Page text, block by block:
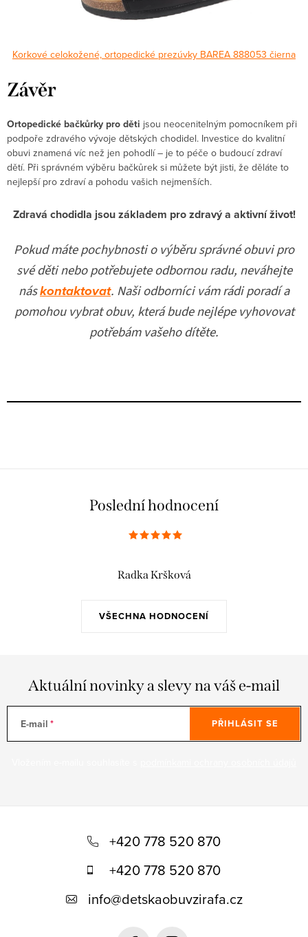
Korkové celokožené, ortopedické prezúvky BAREA 888053 čierna
Závěr
Ortopedické bačkůrky pro děti jsou neocenitelným pomocníkem při
podpoře zdravého vývoje dětských chodidel. Investice do kvalitní
obuvi znamená víc než jen pohodlí – je to péče o budoucí zdraví
dětí. Při správném výběru bačkůrek si můžete být jisti, že děláte to
nejlepší pro zdraví a pohodu vašich nejmenších.
Zdravá chodidla jsou základem pro zdravý a aktivní život!
Pokud máte pochybnosti o výběru správné obuvi pro
své děti nebo potřebujete odbornou radu, neváhejte
náskontaktovat. Naši odborníci vám rádi poradí a
pomohou vybrat obuv, která bude nejlépe vyhovovat
potřebám vašeho dítěte.
Poslední hodnocení
VŠECHNA HODNOCENÍ
Radka Kršková
Aktuální novinky a slevy na váš e-mail
E-mail PŘIHLÁSIT SE
+420 778 520 870
+420 778 520 870
info@detskaobuvzirafa.cz